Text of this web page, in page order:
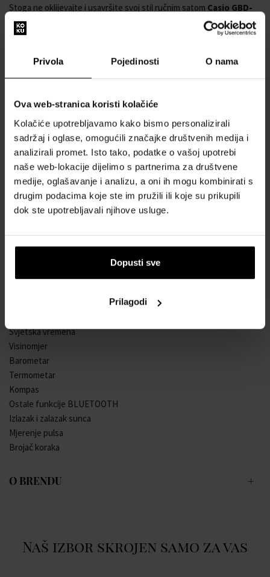
Privola Pojedinosti O nama
Ova web-stranica koristi kolačiće
Kolačiće upotrebljavamo kako bismo personalizirali
sadržaj i oglase, omogućili značajke društvenih medija i
analizirali promet. Isto tako, podatke o vašoj upotrebi
naše web-lokacije dijelimo s partnerima za društvene
medije, oglašavanje i analizu, a oni ih mogu kombinirati s
drugim podacima koje ste im pružili ili koje su prikupili
dok ste upotrebljavali njihove usluge.
Dopusti sve
Prilagodi
Stoga ne oklijevajte i usavršite svoj stil ručnim satom Casio GBD-
H2000-1A9ER - Muški sat
Solarno napajanje
Okruglo kućište
Crna boja kućišta
Plastični remen
Žuta boja remena
Digitalni brojčanik
Crna boja brojčanika
Brojčanik s arapskim brojevima
Materijal stakla - mineralno staklo
Datum
Potpuno automatsko LED osvjetljenje zaslona
Svjetska vremena
Visinomjer
Barometar
Termometar
Kompas
Ostale funkcije BLUETOOTH
Izlazak i zalazak sunca
Mjerenje pulsa
Brojač koraka
O BRENDU
Naš izbor skrojen samo za vas